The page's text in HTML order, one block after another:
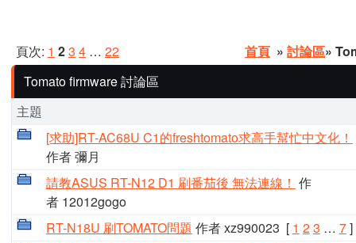
頁次: 1 23 4 … 22 首頁 » 討論區»
Tomato firmware 討論區
主題
[求助]RT-AC68U C1的freshtomato求高手幫忙中文化！
作者 彌月
請教ASUS RT-N12 D1 刷番茄後 無法連線！ 作
者 12012gogo
RT-N18U 刷TOMATO問題 作者 xz990023 [ 1 23 … 7]